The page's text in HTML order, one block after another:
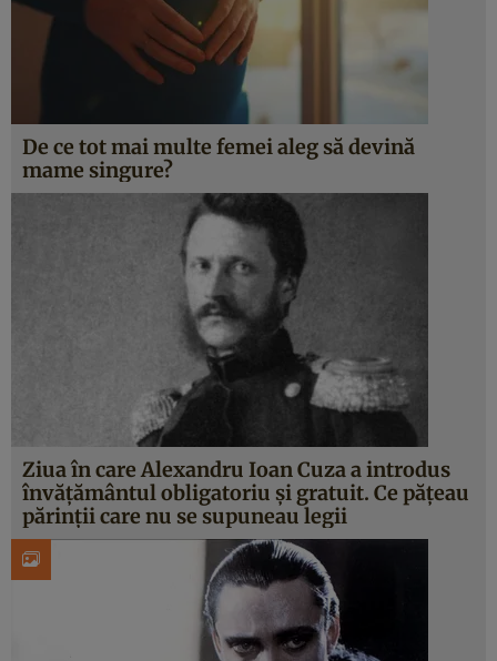
De ce tot mai multe femei aleg să devină
mame singure?
Ziua în care Alexandru Ioan Cuza a introdus
învăţământul obligatoriu şi gratuit. Ce păţeau
părinţii care nu se supuneau legii